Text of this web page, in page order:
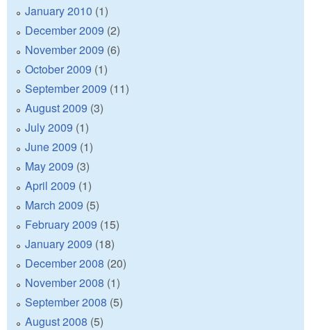
January 2010 (1)
December 2009 (2)
November 2009 (6)
October 2009 (1)
September 2009 (11)
August 2009 (3)
July 2009 (1)
June 2009 (1)
May 2009 (3)
April 2009 (1)
March 2009 (5)
February 2009 (15)
January 2009 (18)
December 2008 (20)
November 2008 (1)
September 2008 (5)
August 2008 (5)